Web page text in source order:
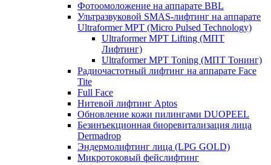
Фотоомоложение на аппарате BBL
Ультразвуковой SMAS-лифтинг на аппарате
Ultraformer MPT (Micro Pulsed Technology)
Ultraformer MPT Lifting (МПТ
Лифтинг)
Ultraformer MPT Toning (МПТ Тонинг)
Радиочастотный лифтинг на аппарате Face
Tite
Full Face
Нитевой лифтинг Aptos
Обновление кожи пилингами DUOPEEL
Безинъекционная биоревитализация лица
Dermadrop
Эндермолифтинг лица (LPG GOLD)
Микротоковый фейслифтинг